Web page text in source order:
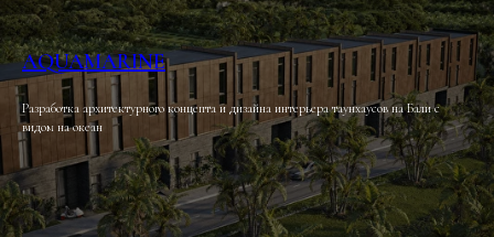
AQUAMARINE
Разработка архитектурного концепта и дизайна интерьера таунхаусов на Бали с
видом на океан